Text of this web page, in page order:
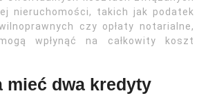
nieruchomości, takich jak podatek
czy opłaty notarialne,
wpłynąć na całkowity koszt
mieć dwa kredyty